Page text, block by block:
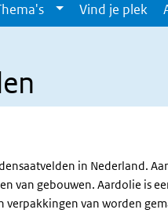
Vind je plek
in Nederland.
van gebouwen. Aardolie is
verpakkingen van worden